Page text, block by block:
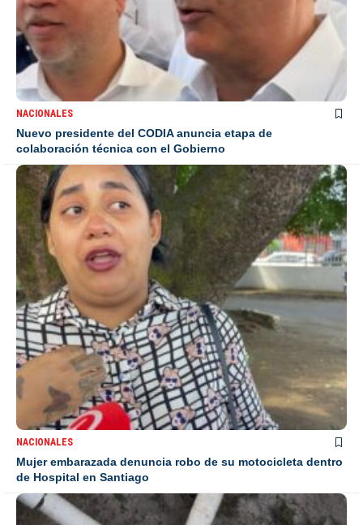
NACIONALES
Nuevo presidente del CODIA anuncia etapa de
colaboración técnica con el Gobierno
NACIONALES
Mujer embarazada denuncia robo de su motocicleta dentro
de Hospital en Santiago